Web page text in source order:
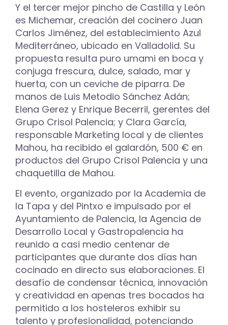
Y el tercer mejor pincho de Castilla y León
es Michemar, creación del cocinero Juan
Carlos Jiménez, del establecimiento Azul
Mediterráneo, ubicado en Valladolid. Su
propuesta resulta puro umami en boca y
conjuga frescura, dulce, salado, mar y
huerta, con un ceviche de piparra. De
manos de Luis Metodio Sánchez Adán;
Elena Gerez y Enrique Becerril, gerentes del
Grupo Crisol Palencia; y Clara García,
responsable Marketing local y de clientes
Mahou, ha recibido el galardón, 500 € en
productos del Grupo Crisol Palencia y una
chaquetilla de Mahou.
El evento, organizado por la Academia de
la Tapa y del Pintxo e impulsado por el
Ayuntamiento de Palencia, la Agencia de
Desarrollo Local y Gastropalencia ha
reunido a casi medio centenar de
participantes que durante dos días han
cocinado en directo sus elaboraciones. El
desafío de condensar técnica, innovación
y creatividad en apenas tres bocados ha
permitido a los hosteleros exhibir su
talento y profesionalidad, potenciando